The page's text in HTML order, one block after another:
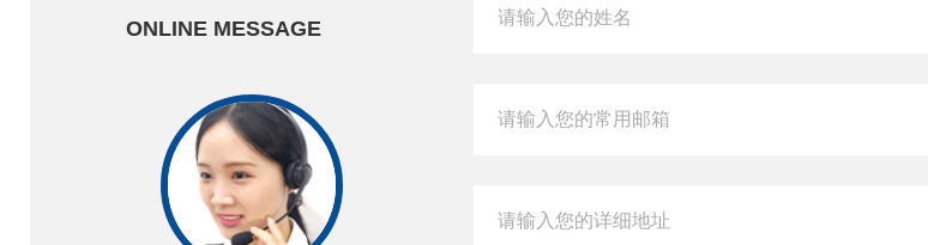
ONLINE MESSAGE